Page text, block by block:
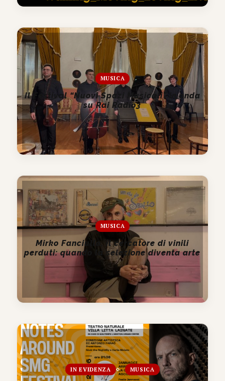
MUSICA
Il Festival “Nuovi Spazi Musicali” in onda
su Rai Radio3
MUSICA
Mirko Fanciullo, il cercatore di vinili
perduti: quando la selezione diventa arte
IN EVIDENZA MUSICA